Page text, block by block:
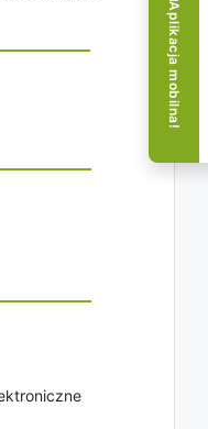
Aplikacja mobilna!